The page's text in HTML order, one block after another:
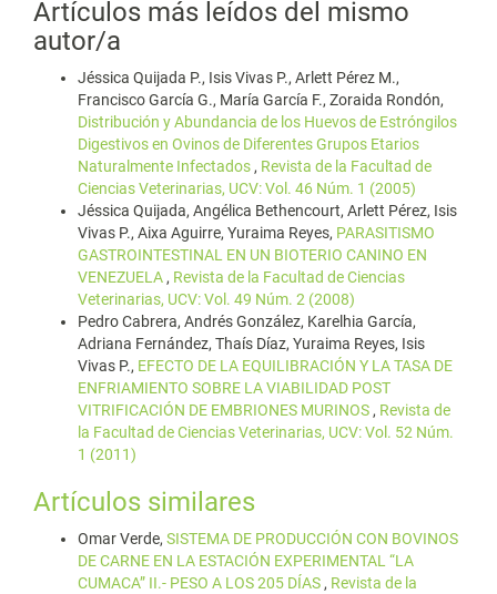
Artículos más leídos del mismo
autor/a
Jéssica Quijada P., Isis Vivas P., Arlett Pérez M.,
Francisco García G., María García F., Zoraida Rondón,
Distribución y Abundancia de los Huevos de Estróngilos
Digestivos en Ovinos de Diferentes Grupos Etarios
Naturalmente Infectados, Revista de la Facultad de
Ciencias Veterinarias, UCV: Vol. 46 Núm. 1 (2005)
Jéssica Quijada, Angélica Bethencourt, Arlett Pérez, Isis
Vivas P., Aixa Aguirre, Yuraima Reyes, PARASITISMO
GASTROINTESTINAL EN UN BIOTERIO CANINO EN
VENEZUELA, Revista de la Facultad de Ciencias
Veterinarias, UCV: Vol. 49 Núm. 2 (2008)
Pedro Cabrera, Andrés González, Karelhia García,
Adriana Fernández, Thaís Díaz, Yuraima Reyes, Isis
Vivas P., EFECTO DE LA EQUILIBRACIÓN Y LA TASA DE
ENFRIAMIENTO SOBRE LA VIABILIDAD POST
VITRIFICACIÓN DE EMBRIONES MURINOS, Revista de
la Facultad de Ciencias Veterinarias, UCV: Vol. 52 Núm.
1 (2011)
Artículos similares
Omar Verde, SISTEMA DE PRODUCCIÓN CON BOVINOS
DE CARNE EN LA ESTACIÓN EXPERIMENTAL “LA
CUMACA” II.- PESO A LOS 205 DÍAS, Revista de la